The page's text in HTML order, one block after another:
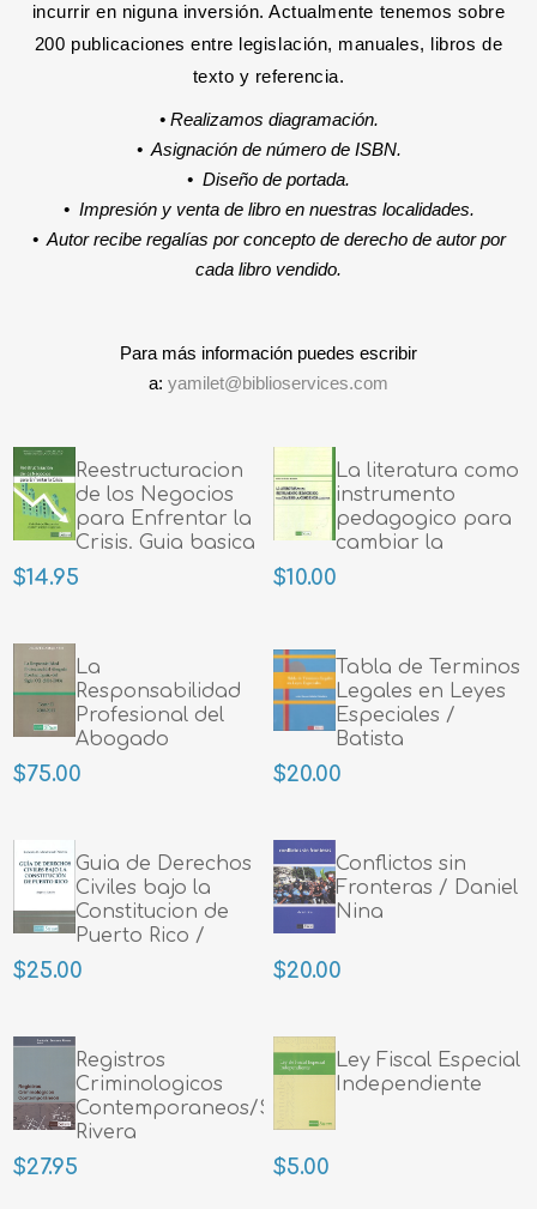
incurrir en niguna inversión. Actualmente tenemos sobre
200 publicaciones entre legislación, manuales, libros de
texto y referencia.
• Realizamos diagramación.
• Asignación de número de ISBN.
• Diseño de portada.
• Impresión y venta de libro en nuestras localidades.
• Autor recibe regalías por concepto de derecho de autor por
cada libro vendido.
Para más información puedes escribir
a: yamilet@biblioservices.com
Reestructuracion
de los Negocios
para Enfrentar la
Crisis. Guia basica
/Emmanuelli
$14.95
La literatura como
instrumento
pedagogico para
cambiar la
$10.00
La
Responsabilidad
Profesional del
Abogado
Puertorriqueño
del Siglo XXI (2001-
$75.00
Tabla de Terminos
Legales en Leyes
Especiales /
Batista
$20.00
Guia de Derechos
Civiles bajo la
Constitucion de
Puerto Rico /
Maldonado
$25.00
Conflictos sin
Fronteras / Daniel
Nina
$20.00
Registros
Criminologicos
Contemporaneos/Serrano
Rivera
$27.95
Ley Fiscal Especial
Independiente
$5.00